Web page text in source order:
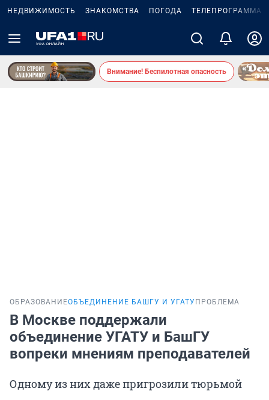
НЕДВИЖИМОСТЬ ЗНАКОМСТВА ПОГОДА ТЕЛЕПРОГРАММА
Внимание! Беспилотная опасность
ОБРАЗОВАНИЕОБЪЕДИНЕНИЕ БАШГУ И УГАТУ ПРОБЛЕМА
В Москве поддержали
объединение УГАТУ и БашГУ
вопреки мнениям преподавателей
Одному из них даже пригрозили тюрьмой